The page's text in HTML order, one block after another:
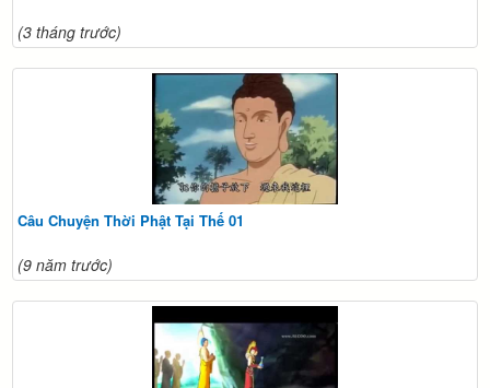
(3 tháng trước)
Câu Chuyện Thời Phật Tại Thế 01
(9 năm trước)